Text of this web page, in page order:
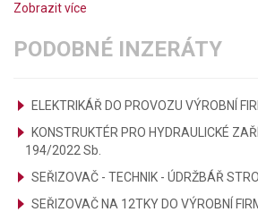
Zobrazit více
PODOBNÉ INZERÁTY
ELEKTRIKÁŘ DO PROVOZU VÝROBNÍ
KONSTRUKTÉR PRO HYDRAULICKÉ
194/2022 Sb.
SEŘIZOVAČ - TECHNIK - ÚDRŽBÁŘ
SEŘIZOVAČ NA 12TKY DO VÝROBNÍ